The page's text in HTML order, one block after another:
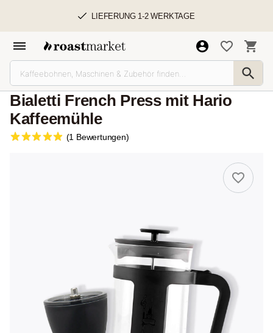
LIEFERUNG 1-2 WERKTAGE
Bialetti French Press mit Hario
Kaffeemühle
(1 Bewertungen)